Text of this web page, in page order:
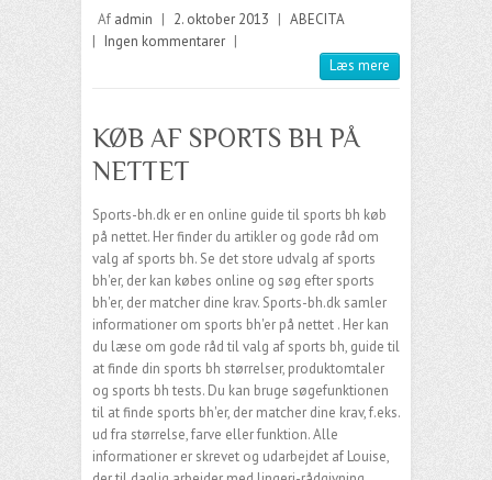
Af admin | 2. oktober 2013 | ABECITA
| Ingen kommentarer |
Læs mere
KØB AF SPORTS BH PÅ
NETTET
Sports-bh.dk er en online guide til sports bh køb
på nettet. Her finder du artikler og gode råd om
valg af sports bh. Se det store udvalg af sports
bh'er, der kan købes online og søg efter sports
bh'er, der matcher dine krav. Sports-bh.dk samler
informationer om sports bh'er på nettet . Her kan
du læse om gode råd til valg af sports bh, guide til
at finde din sports bh størrelser, produktomtaler
og sports bh tests. Du kan bruge søgefunktionen
til at finde sports bh'er, der matcher dine krav, f.eks.
ud fra størrelse, farve eller funktion. Alle
informationer er skrevet og udarbejdet af Louise,